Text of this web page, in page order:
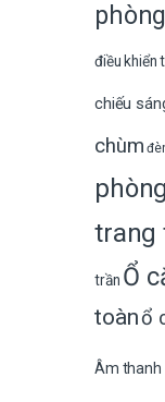
điều khiển
chiếu
chùm
trang
trần Ổ
toànổ
Âm thanh